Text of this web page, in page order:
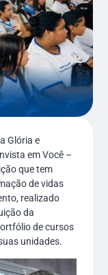
Glória e
em Você –
que tem
de vidas
realizado
da
de cursos
unidades.